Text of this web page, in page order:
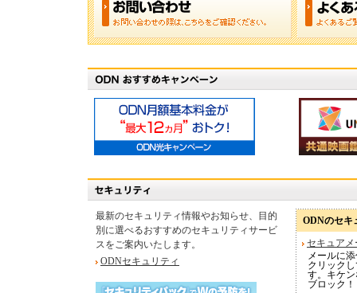
最新のセキュリティ情報やお知らせ、目的
別に選べるおすすめのセキュリティサービ
スをご案内いたします。
ODNセキュリティ
ODNのセキ
セキュアメ
メールに
クリック
す。キケ
ブロック！